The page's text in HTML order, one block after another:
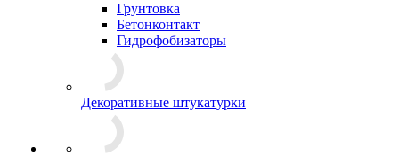
Грунтовка
Бетонконтакт
Гидрофобизаторы
Декоративные штукатурки